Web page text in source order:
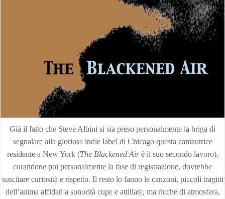
Già il fatto che Steve Albini si sia preso personalmente la briga di
segnalare alla gloriosa indie label di Chicago questa cantautrice
residente a New York (The Blackened Airè il suo secondo lavoro),
curandone poi personalmente la fase di registrazione, dovrebbe
suscitare curiosità e rispetto. Il resto lo fanno le canzoni, piccoli tragitti
dell’anima affidati a sonorità cupe e attillate, ma ricche di atmosfera,